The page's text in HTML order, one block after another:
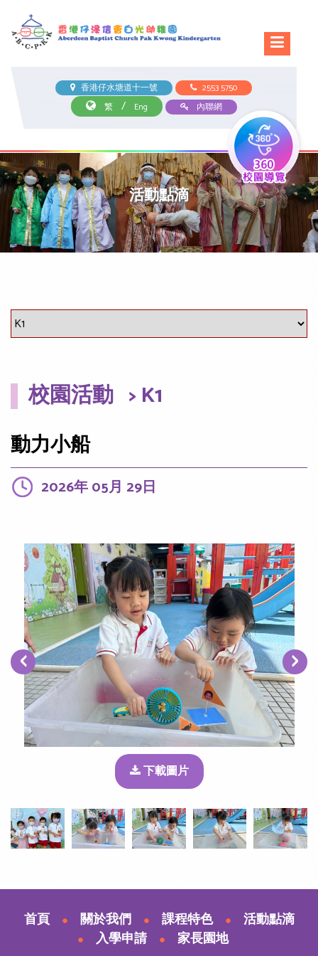
香港仔水塘道十一號
2553 5750
繁
/ Eng 內聯網
活動點滴
校園活動 > K1
動力小船
2026年 05月 29日
下載圖片
‹ ›
首頁 關於我們 課程特色
活動點滴
入學申請
家長園地